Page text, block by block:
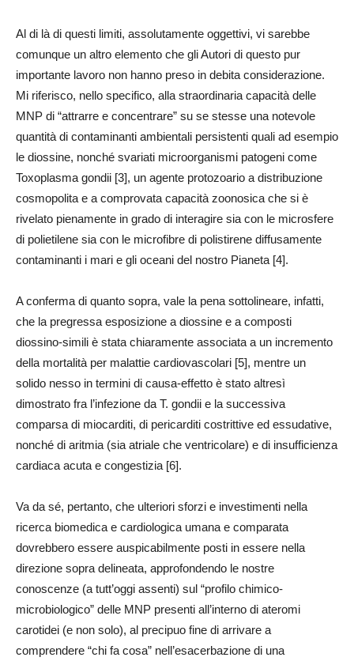
Al di là di questi limiti, assolutamente oggettivi, vi sarebbe
comunque un altro elemento che gli Autori di questo pur
importante lavoro non hanno preso in debita considerazione.
Mi riferisco, nello specifico, alla straordinaria capacità delle
MNP di “attrarre e concentrare” su se stesse una notevole
quantità di contaminanti ambientali persistenti quali ad esempio
le diossine, nonché svariati microorganismi patogeni come
Toxoplasma gondii [3], un agente protozoario a distribuzione
cosmopolita e a comprovata capacità zoonosica che si è
rivelato pienamente in grado di interagire sia con le microsfere
di polietilene sia con le microfibre di polistirene diffusamente
contaminanti i mari e gli oceani del nostro Pianeta [4].
A conferma di quanto sopra, vale la pena sottolineare, infatti,
che la pregressa esposizione a diossine e a composti
diossino-simili è stata chiaramente associata a un incremento
della mortalità per malattie cardiovascolari [5], mentre un
solido nesso in termini di causa-effetto è stato altresì
dimostrato fra l’infezione da T. gondii e la successiva
comparsa di miocarditi, di pericarditi costrittive ed essudative,
nonché di aritmia (sia atriale che ventricolare) e di insufficienza
cardiaca acuta e congestizia [6].
Va da sé, pertanto, che ulteriori sforzi e investimenti nella
ricerca biomedica e cardiologica umana e comparata
dovrebbero essere auspicabilmente posti in essere nella
direzione sopra delineata, approfondendo le nostre
conoscenze (a tutt’oggi assenti) sul “profilo chimico-
microbiologico” delle MNP presenti all’interno di ateromi
carotidei (e non solo), al precipuo fine di arrivare a
comprendere “chi fa cosa” nell’esacerbazione di una